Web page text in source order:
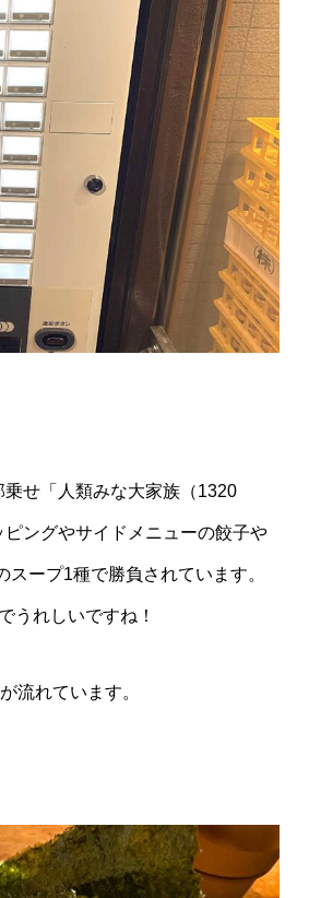
せ「人類みな大家族（1320
ングやサイドメニューの餃子や
ープ1種で勝負されています。
うれしいですね！
流れています。